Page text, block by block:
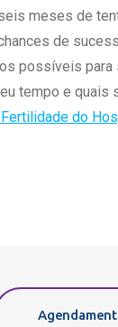
meses de
de
possíveis para
tempo e quais
do